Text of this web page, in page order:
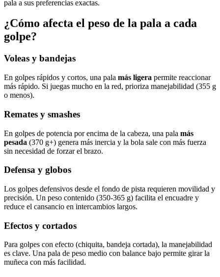
pala a sus preferencias exactas.
¿Cómo afecta el peso de la pala a cada
golpe?
Voleas y bandejas
En golpes rápidos y cortos, una pala más ligera permite reaccionar
más rápido. Si juegas mucho en la red, prioriza manejabilidad (355 g
o menos).
Remates y smashes
En golpes de potencia por encima de la cabeza, una pala más
pesada (370 g+) genera más inercia y la bola sale con más fuerza
sin necesidad de forzar el brazo.
Defensa y globos
Los golpes defensivos desde el fondo de pista requieren movilidad y
precisión. Un peso contenido (350-365 g) facilita el encuadre y
reduce el cansancio en intercambios largos.
Efectos y cortados
Para golpes con efecto (chiquita, bandeja cortada), la manejabilidad
es clave. Una pala de peso medio con balance bajo permite girar la
muñeca con más facilidad.